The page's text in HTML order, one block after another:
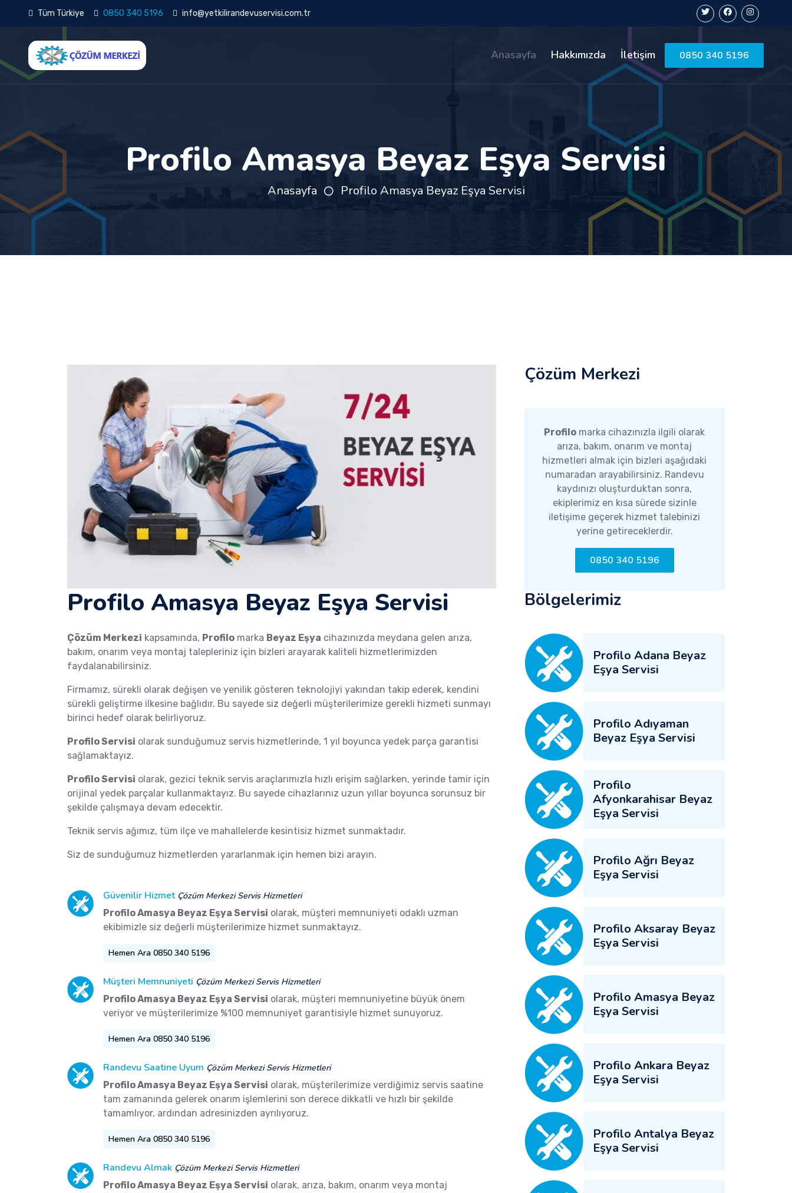
Tüm Türkiye 0850 340 5196 info@yetkilirandevuservisi.com.tr
Anasayfa Hakkımızda İletişim 0850 340 5196
Profilo Amasya Beyaz Eşya Servisi
Anasayfa Profilo Amasya Beyaz Eşya Servisi
Profilo Amasya Beyaz Eşya Servisi
Çözüm Merkezi kapsamında, Profilo marka Beyaz Eşya cihazınızda meydana gelen arıza,
bakım, onarım veya montaj talepleriniz için bizleri arayarak kaliteli hizmetlerimizden
faydalanabilirsiniz.
Firmamız, sürekli olarak değişen ve yenilik gösteren teknolojiyi yakından takip ederek, kendini
sürekli geliştirme ilkesine bağlıdır. Bu sayede siz değerli müşterilerimize gerekli hizmeti sunmayı
birinci hedef olarak belirliyoruz.
Profilo Servisi olarak sunduğumuz servis hizmetlerinde, 1 yıl boyunca yedek parça garantisi
sağlamaktayız.
Profilo Servisi olarak, gezici teknik servis araçlarımızla hızlı erişim sağlarken, yerinde tamir için
orijinal yedek parçalar kullanmaktayız. Bu sayede cihazlarınız uzun yıllar boyunca sorunsuz bir
şekilde çalışmaya devam edecektir.
Teknik servis ağımız, tüm ilçe ve mahallelerde kesintisiz hizmet sunmaktadır.
Siz de sunduğumuz hizmetlerden yararlanmak için hemen bizi arayın.
Güvenilir Hizmet Çözüm Merkezi Servis Hizmetleri
Profilo Amasya Beyaz Eşya Servisi olarak, müşteri memnuniyeti odaklı uzman
ekibimizle siz değerli müşterilerimize hizmet sunmaktayız.
Hemen Ara 0850 340 5196
Müşteri Memnuniyeti Çözüm Merkezi Servis Hizmetleri
Profilo Amasya Beyaz Eşya Servisi olarak, müşteri memnuniyetine büyük önem
veriyor ve müşterilerimize %100 memnuniyet garantisiyle hizmet sunuyoruz.
Hemen Ara 0850 340 5196
Randevu Saatine Uyum Çözüm Merkezi Servis Hizmetleri
Profilo Amasya Beyaz Eşya Servisi olarak, müşterilerimize verdiğimiz servis saatine
tam zamanında gelerek onarım işlemlerini son derece dikkatli ve hızlı bir şekilde
tamamlıyor, ardından adresinizden ayrılıyoruz.
Hemen Ara 0850 340 5196
Randevu Almak Çözüm Merkezi Servis Hizmetleri
Profilo Amasya Beyaz Eşya Servisi olarak, arıza, bakım, onarım veya montaj
Çözüm Merkezi
Profilo marka cihazınızla ilgili olarak
arıza, bakım, onarım ve montaj
hizmetleri almak için bizleri aşağıdaki
numaradan arayabilirsiniz. Randevu
kaydınızı oluşturduktan sonra,
ekiplerimiz en kısa sürede sizinle
iletişime geçerek hizmet talebinizi
yerine getireceklerdir.
0850 340 5196
Bölgelerimiz
Profilo Adana Beyaz
Eşya Servisi
Profilo Adıyaman
Beyaz Eşya Servisi
Profilo
Afyonkarahisar Beyaz
Eşya Servisi
Profilo Ağrı Beyaz
Eşya Servisi
Profilo Aksaray Beyaz
Eşya Servisi
Profilo Amasya Beyaz
Eşya Servisi
Profilo Ankara Beyaz
Eşya Servisi
Profilo Antalya Beyaz
Eşya Servisi